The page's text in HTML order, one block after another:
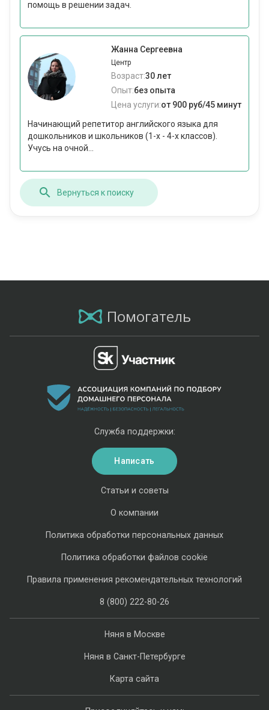
помощь в решении задач.
Жанна Сергеевна
Центр
Возраст:30 лет
Опыт:без опыта
Цена услуги:от 900 руб/45 минут
Начинающий репетитор английского языка для
дошкольников и школьников (1-х - 4-х классов).
Учусь на очной...
Вернуться к поиску
Помогатель
Няня в Москве
Няня в Санкт-Петербурге
Карта сайта
Статьи и советы
О компании
Политика обработки персональных данных
Политика обработки файлов cookie
Правила применения рекомендательных технологий
8 (800) 222-80-26
Служба поддержки:
Написать